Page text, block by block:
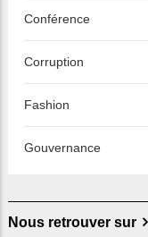
Conférence
Corruption
Fashion
Gouvernance
Nous retrouver sur